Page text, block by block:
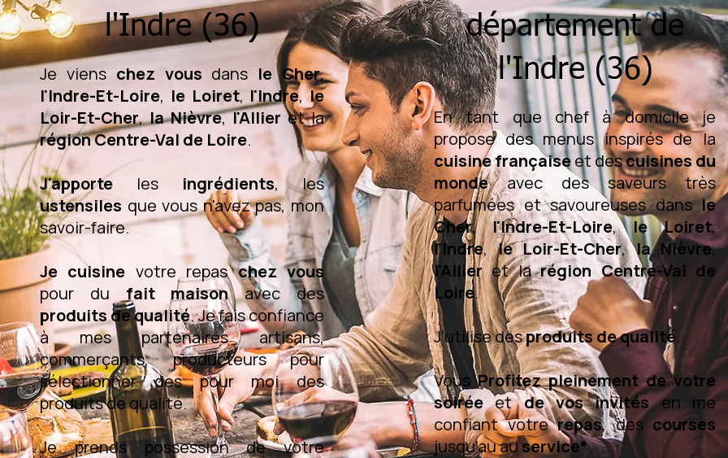
l'Indre (36)
Je viens chez vous dans le Cher,
l'Indre-Et-Loire, le Loiret, l'Indre,le
Loir-Et-Cher,la Nièvre,l'Allieret la
région Centre-Val de Loire.
J'apporte les ingrédients, les
ustensiles que vous n'avez pas, mon
savoir-faire.
Je cuisine votre repaschez vous
pour du fait maisonavec des
produits de qualité. Je fais confiance
à mes partenaires artisans,
commerçants, producteurs pour
sélectionner des pour moi des
produits de qualité.
Je prends possession de votre
département de
l'Indre (36)
En tant que chef à domicile je
propose des menus inspirés de la
cuisine françaiseet descuisines du
mondeavec des saveurs très
parfumées et savoureuses dansle
Cher,l'Indre-Et-Loire,le Loiret,
l'Indre,le Loir-Et-Cher,la Nièvre,
l'Allieret larégion Centre-Val de
Loire.
J'utilise desproduits de qualité.
VousProfitez pleinement de votre
soiréeetde vos invitésen me
confiant votrerepas, descourses
jusqu'au auservice*.